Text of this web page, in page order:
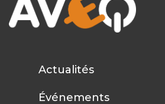
Actualités
Événements